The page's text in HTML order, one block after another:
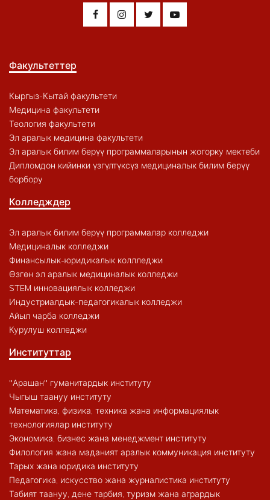
Факультеттер
Кыргыз-Кытай факультети
Медицина факультети
Теология факультети
Эл аралык медицина факультети
Эл аралык билим берүү программаларынын жогорку мектеби
Дипломдон кийинки үзгүлтүксүз медициналык билим берүү
борбору
Колледждер
Эл аралык билим берүү программалар колледжи
Медициналык колледжи
Финансылык-юридикалык коллледжи
Өзгөн эл аралык медициналык колледжи
STEM инновациялык колледжи
Индустриалдык-педагогикалык колледжи
Айыл чарба колледжи
Курулуш колледжи
Институттар
"Арашан" гуманитардык институту
Чыгыш таануу институту
Математика, физика, техника жана информациялык
технологиялар институту
Экономика, бизнес жана менеджмент институту
Филология жана маданият аралык коммуникация институту
Тарых жана юридика институту
Педагогика, искусство жана журналистика институту
Табият таануу, дене тарбия, туризм жана агрардык